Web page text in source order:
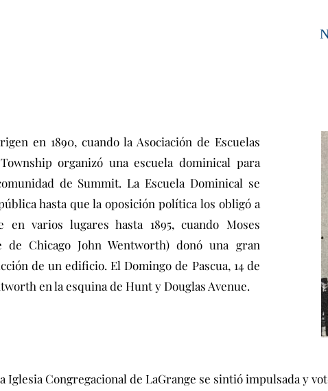
en 1890, cuando la Asociación de Escuelas
organizó una escuela dominical para
de Summit. La Escuela Dominical se
hasta que la oposición política los obligó a
varios lugares hasta 1895, cuando Moses
Chicago John Wentworth) donó una gran
de un edificio. El Domingo de Pascua, 14 de
en la esquina de Hunt y Douglas Avenue.
Iglesia Congregacional de LaGrange se sintió impulsada y